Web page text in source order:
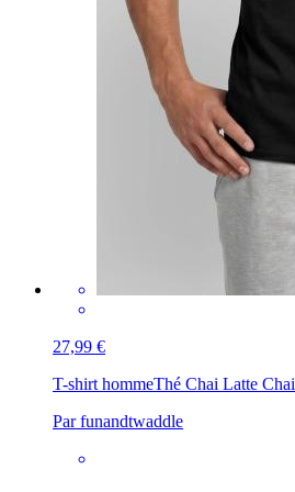
27,99 €
T-shirt hommeThé Chai Latte Chai
Par funandtwaddle